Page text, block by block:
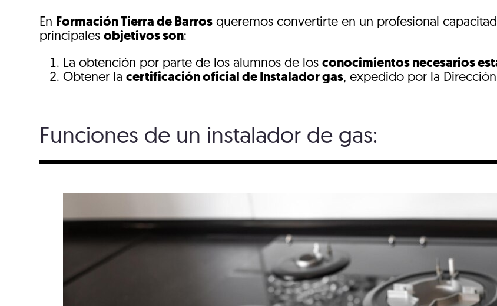
En Formación Tierra de Barros queremos convertirte en un profesional
principalesobjetivos son:
La obtención por parte de los alumnos de losconocimientos necesarios
Obtener lacertificación oficial de Instalador gas, expedido por la
Funciones de un instalador de gas: